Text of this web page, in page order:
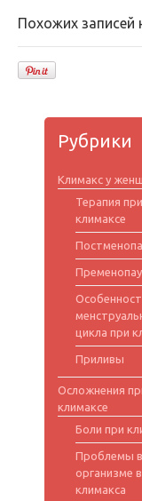
Похожих записей
Рубрики
Климакс у
Терапия при
климаксе
цикла при
Приливы
Осложнения
климаксе
Боли при
Проблемы в
организме
климакса